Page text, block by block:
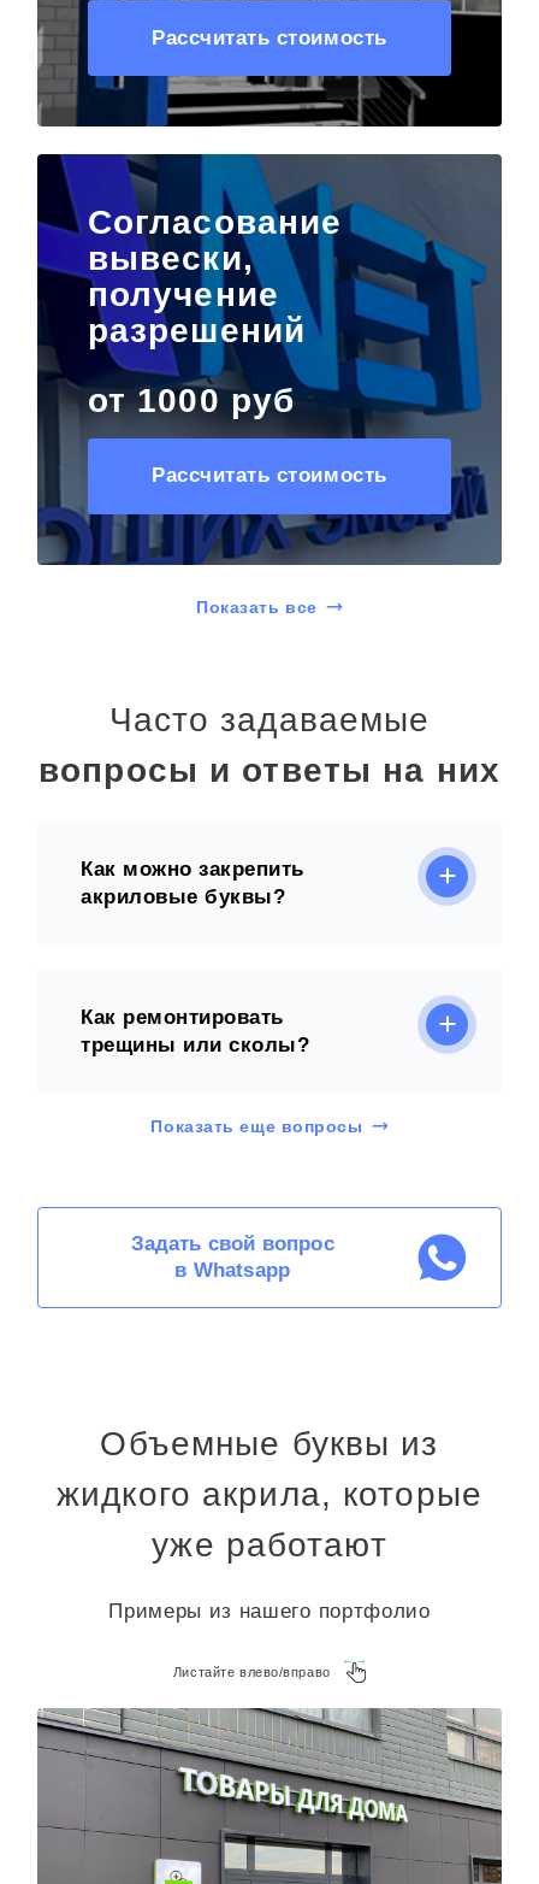
Рассчитать стоимость
Согласование
вывески,
получение
разрешений
от 1000 руб
Рассчитать стоимость
Показать все
Часто задаваемые
вопросы и ответы на них
Как можно закрепить
акриловые буквы?
Как ремонтировать
трещины или сколы?
Показать еще вопросы
Задать свой вопрос
в Whatsapp
Объемные буквы из
жидкого акрила, которые
уже работают
Примеры из нашего портфолио
Листайте влево/вправо